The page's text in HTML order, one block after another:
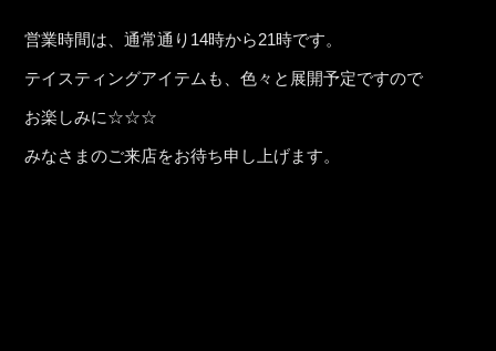
営業時間は、通常通り14時から21時です。
テイスティングアイテムも、色々と展開予定ですので
お楽しみに☆☆☆
みなさまのご来店をお待ち申し上げます。